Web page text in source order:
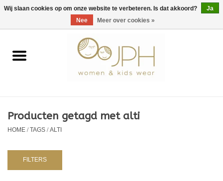
EUR/GBP/USD 0 Artikelen - €0,00
Home
Kids
Producten getagd met alti
HOME/TAGS/ALTI
FILTERS
Wij slaan cookies op om onze website te verbeteren. Is dat akkoord?
Ja
Nee
Meer over cookies »